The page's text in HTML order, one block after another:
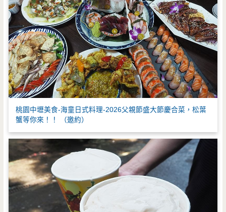
桃園中壢美食-海童日式料理-2026父親節盛大節慶合菜，松葉
蟹等你來！！ （邀約）